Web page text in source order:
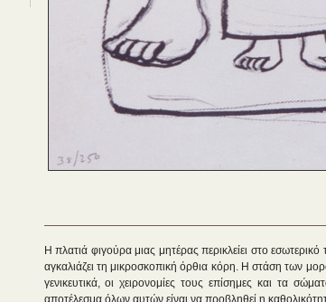
H πλατιά φιγούρα μιας μητέρας περικλείει στο
αγκαλιάζει τη μικροσκοπική όρθια κόρη. Η στάση των
γενικευτικά, οι χειρονομίες τους επίσημες και τα